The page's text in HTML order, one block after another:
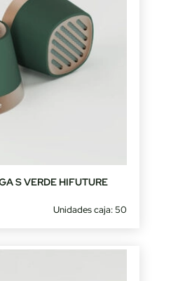
S VERDE HIFUTURE
Unidades caja: 50